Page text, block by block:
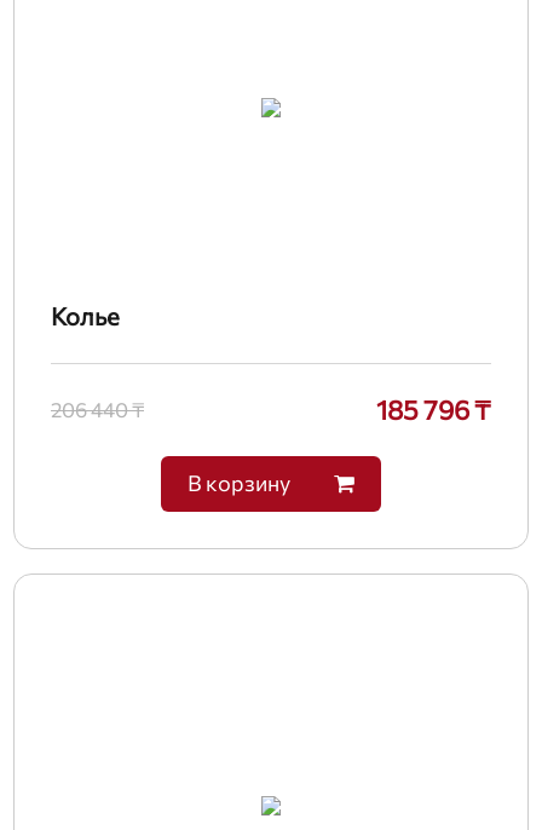
Колье
206 440 ₸ 185 796 ₸
В корзину